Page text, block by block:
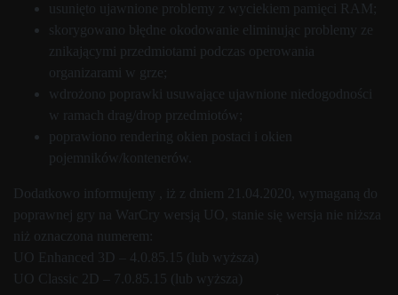
usunięto ujawnione problemy z wyciekiem pamięci RAM;
skorygowano błędne okodowanie eliminując problemy ze
znikającymi przedmiotami podczas operowania
organizarami w grze;
wdrożono poprawki usuwające ujawnione niedogodności
w ramach drag/drop przedmiotów;
poprawiono rendering okien postaci i okien
pojemników/kontenerów.
Dodatkowo informujemy , iż z dniem 21.04.2020, wymaganą do
poprawnej gry na WarCry wersją UO, stanie się wersja nie niższa
niż oznaczona numerem:
UO Enhanced 3D – 4.0.85.15 (lub wyższa)
UO Classic 2D – 7.0.85.15 (lub wyższa)